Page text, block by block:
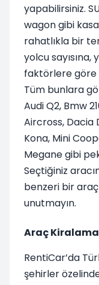
yapabilirsiniz.
wagon gibi
rahatlıkla bir
yolcu
faktörlere göre
Tüm bunlara
Audi Q2, Bmw
Aircross, Dacia
Kona, Mini
Megane gibi
Seçtiğiniz
benzeri bir
unutmayın.
Araç
RentiCar’da
şehirler